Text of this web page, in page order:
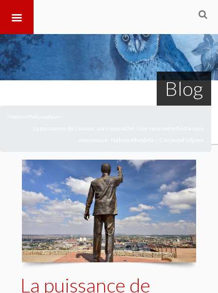
Blog
La puissance de